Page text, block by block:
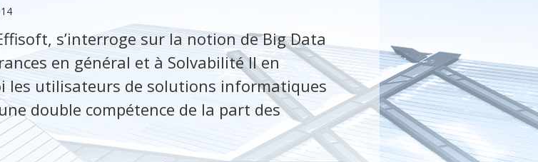
s’interroge sur la notion de Big Data
en général et à Solvabilité II en
les utilisateurs de solutions informatiques
double compétence de la part des